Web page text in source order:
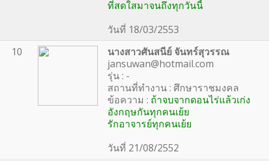
ที่สดใสมาจนถึงทุกวันนี้
วันที่ 18/03/2553
10
นางสาวศันสนีย์ จันทร์สุวรรณ
jansuwan@hotmail.com
รุ่น : -
สถานที่ทำงาน : ศึกษาราชมงคล
ข้อความ : ถ้าจบจากดอนไร่แล้วเก่ง
อังกฤษกันทุกคนเย้ย
รักอาจารย์ทุกคนเย้ย
วันที่ 21/08/2552